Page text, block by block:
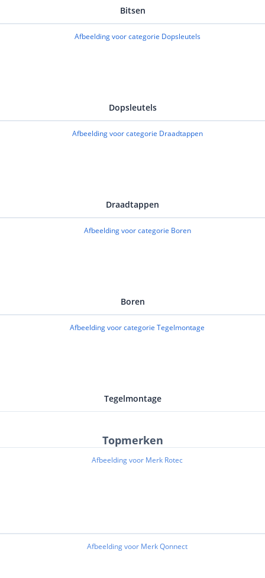
je de motor en frees, en houd je meer controle over
Bitsen
Dopsleutels
Draadtappen
Boren
Tegelmontage
Topmerken